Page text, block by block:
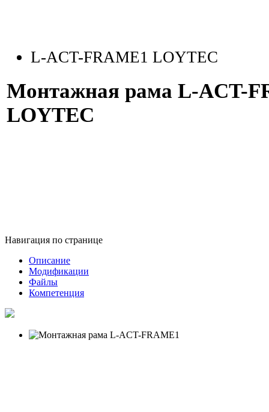
L-ACT-FRAME1 LOYTEC
Монтажная рама L-ACT-
LOYTEC
Навигация по странице
Описание
Модификации
Файлы
Компетенция